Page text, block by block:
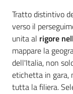
Re
gis
tra
ti
Tratto distintivo
verso il
unita al rigore
mappare la
dell'Italia, non
etichetta in gara,
tutta la filiera.